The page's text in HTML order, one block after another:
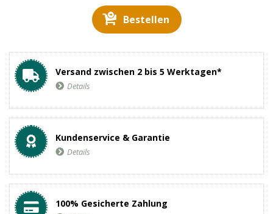
Bestellen
Versand zwischen 2 bis 5 Werktagen*
Details
Kundenservice & Garantie
Details
100% Gesicherte Zahlung